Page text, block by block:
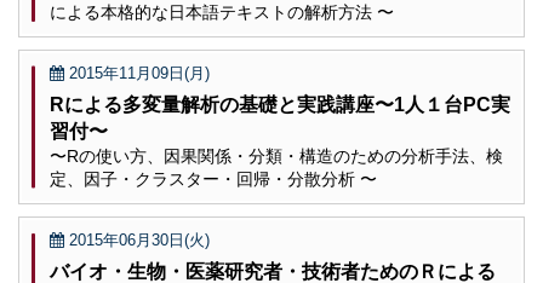
による本格的な日本語テキストの解析方法 〜
2015年11月09日(月)
Rによる多変量解析の基礎と実践講座〜1人１台PC実
習付〜
〜Rの使い方、因果関係・分類・構造のための分析手法、検
定、因子・クラスター・回帰・分散分析 〜
2015年06月30日(火)
バイオ・生物・医薬研究者・技術者ためのＲによる